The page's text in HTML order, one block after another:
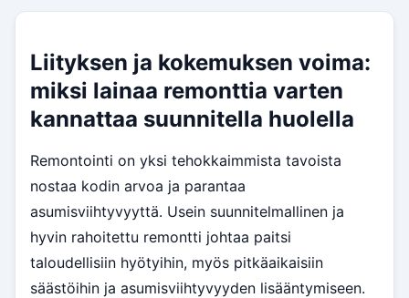
Liityksen ja kokemuksen voima:
miksi lainaa remonttia varten
kannattaa suunnitella huolella
Remontointi on yksi tehokkaimmista tavoista
nostaa kodin arvoa ja parantaa
asumisviihtyvyyttä. Usein suunnitelmallinen ja
hyvin rahoitettu remontti johtaa paitsi
taloudellisiin hyötyihin, myös pitkäaikaisiin
säästöihin ja asumisviihtyvyyden lisääntymiseen.